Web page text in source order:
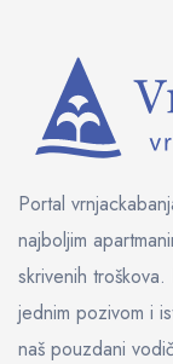
Portal
najboljim
skrivenih
jednim pozivom i
naš pouzdani